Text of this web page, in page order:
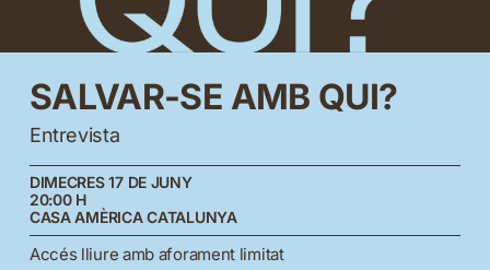
SALVAR-SE AMB QUI?
Entrevista
DIMECRES 17 DE JUNY
20:00 H
CASA AMÈRICA CATALUNYA
Accés lliure amb aforament limitat